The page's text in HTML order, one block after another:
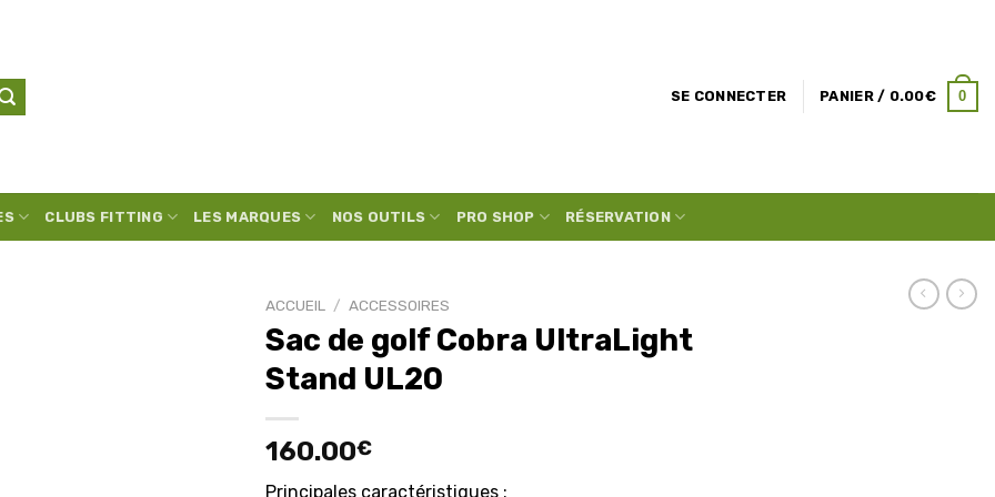
SE CONNECTER PANIER / 0.00€ 0
CLUBS FITTING LES MARQUES NOS OUTILS PRO SHOP RÉSERVATION
ACCUEIL / ACCESSOIRES
Sac de golf Cobra UltraLight
Stand UL20
160.00€
Principales caractéristiques :